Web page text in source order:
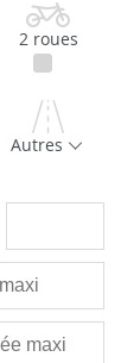
2 roues
Autres